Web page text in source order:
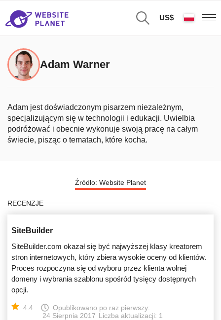
US$
Adam Warner
Adam jest doświadczonym pisarzem niezależnym,
specjalizującym się w technologii i edukacji. Uwielbia
podróżować i obecnie wykonuje swoją pracę na całym
świecie, pisząc o tematach, które kocha.
Źródło: Website Planet
RECENZJE
SiteBuilder
SiteBuilder.com okazał się być najwyższej klasy kreatorem
stron internetowych, który zbiera wysokie oceny od klientów.
Proces rozpoczyna się od wyboru przez klienta wolnej
domeny i wybrania szablonu spośród tysięcy dostępnych
opcji.
4.4
Opublikowano po raz pierwszy:
24 Sierpnia 2017 Liczba aktualizacji: 1